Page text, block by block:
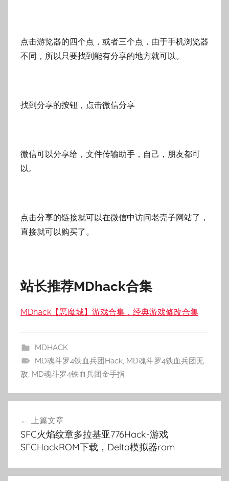
点击游览器的四个点，或者三个点，由于手机浏览器
不同，所以只要找到能有分享的地方就可以。
找到分享的按钮，点击微信分享
微信可以分享给，文件传输助手，自己，朋友都可
以。
点击分享的链接就可以在微信中访问老壳子网站了，
直接就可以购买了。
站长推荐MDhack合集
MDhack【恶魔城】游戏合集，经典游戏修改合集
MDHACK
MD魂斗罗4铁血兵团Hack, MD魂斗罗4铁血兵团无
敌, MD魂斗罗4铁血兵团金手指
导
航
上篇文章
SFC火焰纹章多拉基亚776Hack-游戏
SFCHackROM下载，Delta模拟器rom